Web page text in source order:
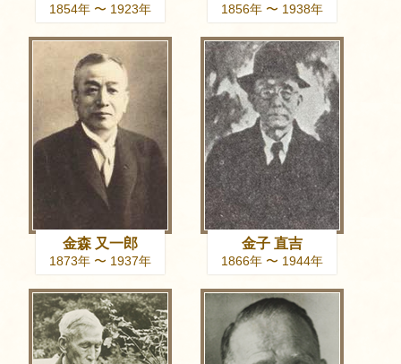
1854年 〜 1923年 1856年 〜 1938年
金森 又一郎
1873年 〜 1937年
金子 直吉
1866年 〜 1944年